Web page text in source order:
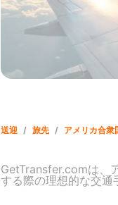
送迎 / 旅先 / アメリカ合衆
GetTransfer.comは、
する際の理想的な交通